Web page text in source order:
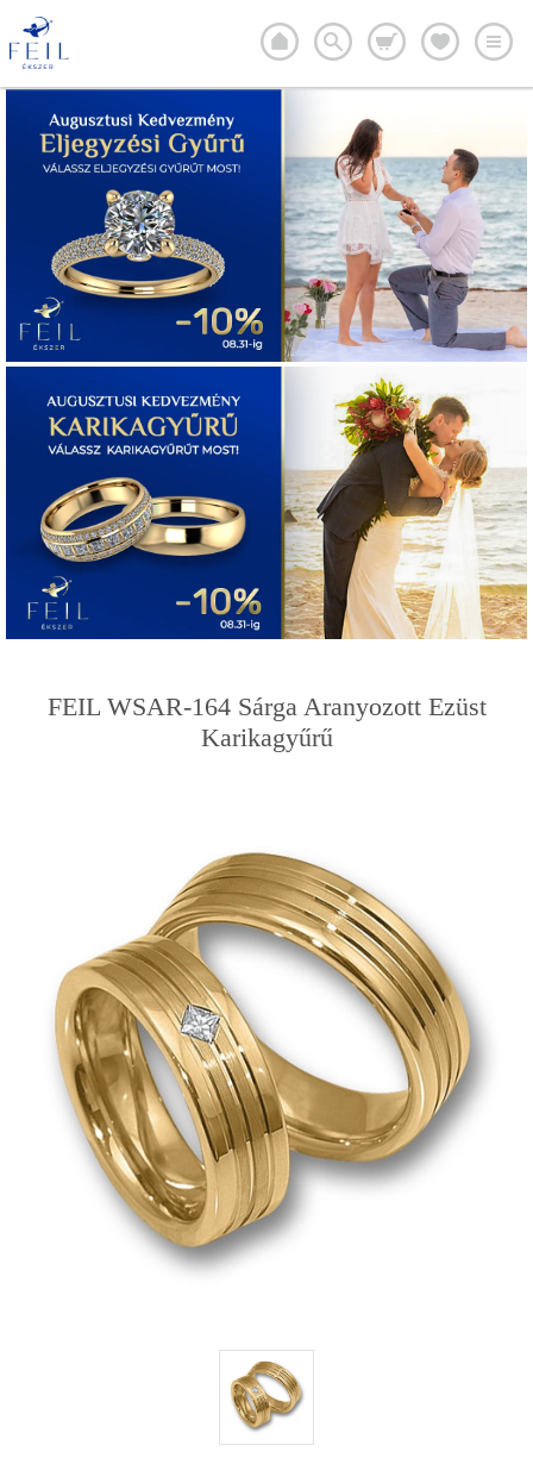
FEIL WSAR-164 Sárga Aranyozott Ezüst
Karikagyűrű